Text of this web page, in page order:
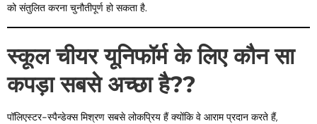
को संतुलित करना चुनौतीपूर्ण हो सकता है.
स्कूल चीयर यूनिफॉर्म के लिए कौन सा
कपड़ा सबसे अच्छा है??
पॉलिएस्टर-स्पैन्डेक्स मिश्रण सबसे लोकप्रिय हैं क्योंकि वे आराम प्रदान करते हैं,